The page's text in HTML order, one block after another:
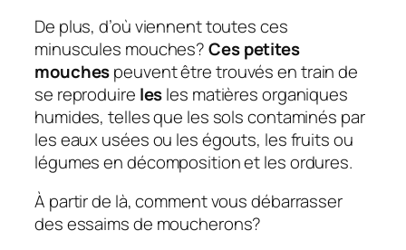
De plus, d’où viennent toutes ces
minuscules mouches?Ces petites
mouchespeuvent être trouvés en train de
se reproduire lesles matières organiques
humides, telles que les sols contaminés par
les eaux usées ou les égouts, les fruits ou
légumes en décomposition et les ordures.
À partir de là, comment vous débarrasser
des essaims de moucherons?